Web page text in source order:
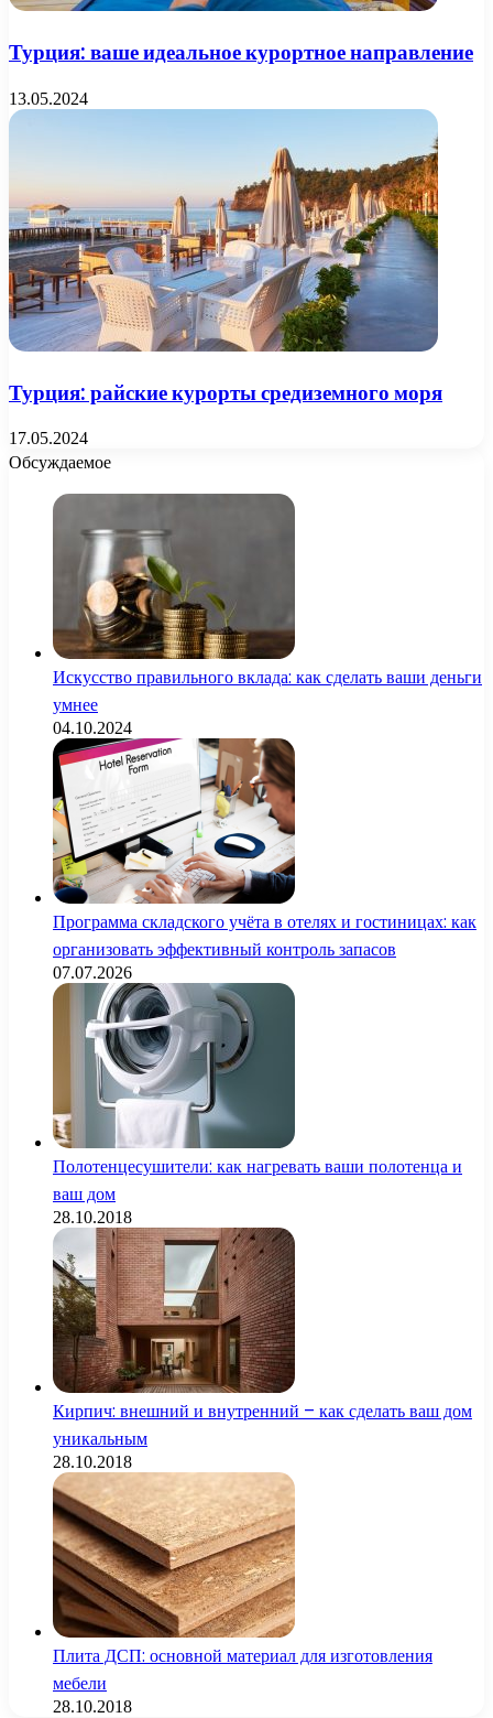
Турция: ваше идеальное курортное направление
13.05.2024
Турция: райские курорты средиземного моря
17.05.2024
Обсуждаемое
Искусство правильного вклада: как сделать ваши деньги
умнее
04.10.2024
Программа складского учёта в отелях и гостиницах: как
организовать эффективный контроль запасов
07.07.2026
Полотенцесушители: как нагревать ваши полотенца и
ваш дом
28.10.2018
Кирпич: внешний и внутренний – как сделать ваш дом
уникальным
28.10.2018
Плита ДСП: основной материал для изготовления
мебели
28.10.2018